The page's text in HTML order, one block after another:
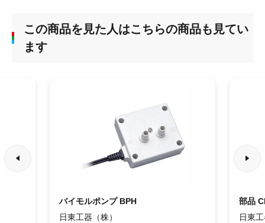
この商品を見た人はこちらの商品も見てい
ます
バイモルポンプ BPH
日東工器（株）
部品
日東